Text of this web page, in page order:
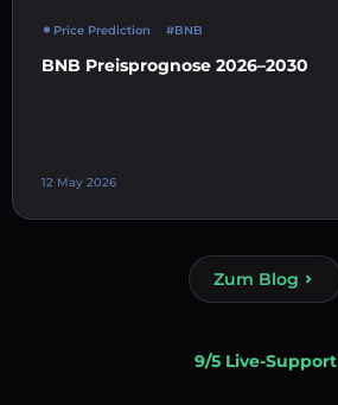
Price Prediction #BNB
BNB Preisprognose 2026–2030
12 May 2026
Zum Blog
9/5 Live-Support